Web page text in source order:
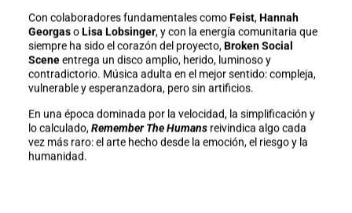
Con colaboradores fundamentales como Feist, Hannah
Georgaso Lisa Lobsinger, y con la energía comunitaria que
siempre ha sido el corazón del proyecto, Broken Social
Sceneentrega un disco amplio, herido, luminoso y
contradictorio. Música adulta en el mejor sentido: compleja,
vulnerable y esperanzadora, pero sin artificios.
En una época dominada por la velocidad, la simplificación y
lo calculado, Remember The Humansreivindica algo cada
vez más raro: el arte hecho desde la emoción, el riesgo y la
humanidad.